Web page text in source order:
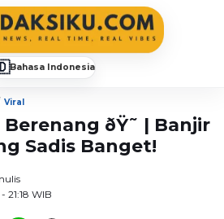
Bahasa Indonesia
Viral
ðŸ˜­ | Banjir
Sadis Banget!
- 21:18 WIB